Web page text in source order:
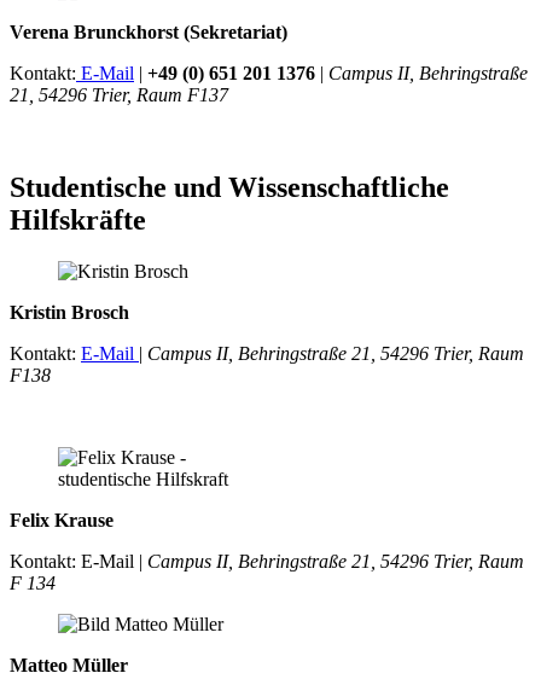
Verena Brunckhorst (Sekretariat)
Kontakt: E-Mail | +49 (0) 651 201 1376 | Campus II, Behringstraße
21, 54296 Trier, Raum F137
Studentische und Wissenschaftliche
Hilfskräfte
Kristin Brosch
Kontakt: E-Mail | Campus II, Behringstraße 21, 54296 Trier, Raum
F138
Felix Krause
Kontakt: E-Mail | Campus II, Behringstraße 21, 54296 Trier, Raum
F 134
Matteo Müller